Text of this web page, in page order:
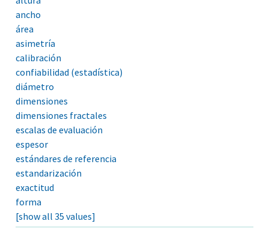
ancho
área
asimetría
calibración
confiabilidad (estadística)
diámetro
dimensiones
dimensiones fractales
escalas de evaluación
espesor
estándares de referencia
estandarización
exactitud
forma
[show all 35 values]